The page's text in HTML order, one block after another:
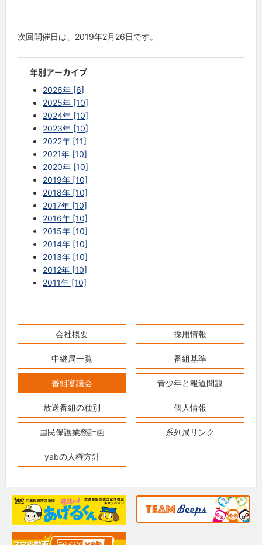
会社概要 採用情報
中継局一覧 番組基準
番組審議会 青少年と報道問題
放送番組の種別 個人情報
国民保護業務計画 系列局リンク
yabの人権方針
次回開催日は、2019年2月26日です。
年別アーカイブ
2026年 [6]
2025年 [10]
2024年 [10]
2023年 [10]
2022年 [11]
2021年 [10]
2020年 [10]
2019年 [10]
2018年 [10]
2017年 [10]
2016年 [10]
2015年 [10]
2014年 [10]
2013年 [10]
2012年 [10]
2011年 [10]